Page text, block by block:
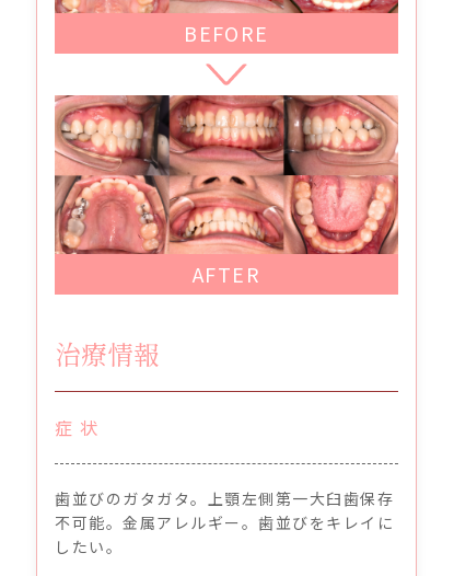
BEFORE
AFTER
治療情報
症 状
歯並びのガタガタ。上顎左側第一大臼歯保存
不可能。金属アレルギー。歯並びをキレイに
したい。